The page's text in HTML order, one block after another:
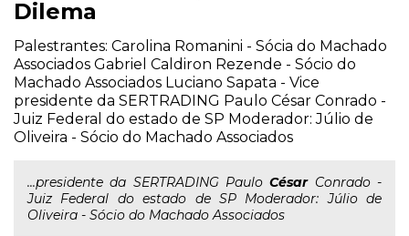
Dilema
Palestrantes: Carolina Romanini - Sócia do Machado
Associados Gabriel Caldiron Rezende - Sócio do
Machado Associados Luciano Sapata - Vice
presidente da SERTRADING Paulo César Conrado -
Juiz Federal do estado de SP Moderador: Júlio de
Oliveira - Sócio do Machado Associados
...presidente da SERTRADING PauloCésarConrado -
Juiz Federal do estado de SP Moderador: Júlio de
Oliveira - Sócio do Machado Associados